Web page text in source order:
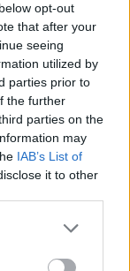
opt-out
that after your
seeing
utilized by
parties prior to
the further
parties on the
may
IAB’s List of
it to other
more Google
may click to
en 2007…